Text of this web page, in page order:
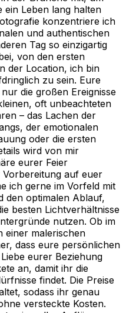
ein Leben lang halten
konzentriere ich
und authentischen
Tag so einzigartig
von den ersten
der Location, ich bin
zu sein. Eure
die großen Ereignisse
oft unbeachteten
– das Lachen der
der emotionalen
oder die ersten
wird von mir
eurer Feier
auf euer
ich gerne im Vorfeld mit
den optimalen Ablauf,
besten Lichtverhältnisse
nutzen. Ob im
einer malerischen
dass eure persönlichen
eurer Beziehung
an, damit ihr die
findet. Die Preise
sodass ihr genau
versteckte Kosten.